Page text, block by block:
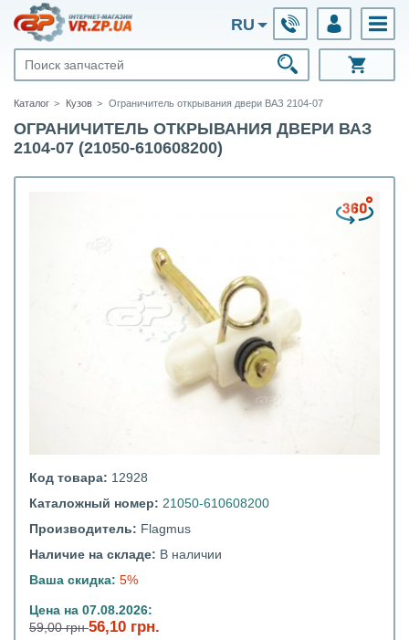
RU
Каталог Кузов Ограничитель открывания двери ВАЗ 2104-07
ОГРАНИЧИТЕЛЬ ОТКРЫВАНИЯ ДВЕРИ ВАЗ
2104-07 (21050-610608200)
Код товара: 12928
Каталожный номер: 21050-610608200
Производитель: Flagmus
Наличие на складе: В наличии
Ваша скидка: 5%
Цена на 07.08.2026:
59,00 грн56,10 грн.